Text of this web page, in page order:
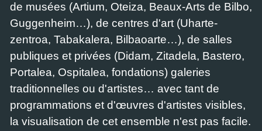
de musées (Artium, Oteiza, Beaux-Arts de Bilbo,
Guggenheim…), de centres d'art (Uharte-
zentroa, Tabakalera, Bilbaoarte…), de salles
publiques et privées (Didam, Zitadela, Bastero,
Portalea, Ospitalea, fondations) galeries
traditionnelles ou d'artistes… avec tant de
programmations et d'œuvres d'artistes visibles,
la visualisation de cet ensemble n'est pas facile.